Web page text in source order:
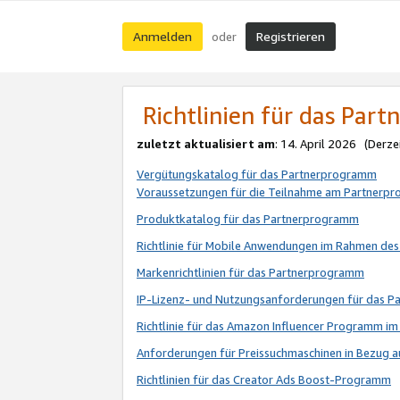
Anmelden oder Registrieren
Richtlinien für das
zuletzt aktualisiert am: 14. April 2026
Vergütungskatalog für das Partnerprogramm
Voraussetzungen für die Teilnahme am
Produktkatalog für das Partnerprogramm
Richtlinie für Mobile Anwendungen im Rahmen
Markenrichtlinien für das Partnerprogramm
IP-Lizenz- und Nutzungsanforderungen für das
Richtlinie für das Amazon Influencer Programm
Anforderungen für Preissuchmaschinen in Bezug
Richtlinien für das Creator Ads Boost-Programm